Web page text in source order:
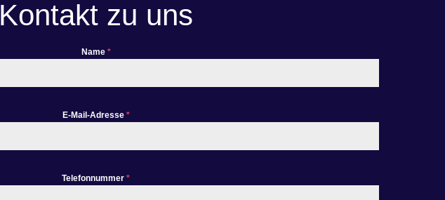
Kontakt zu uns
Name *
E-Mail-Adresse *
Telefonnummer*